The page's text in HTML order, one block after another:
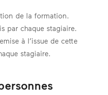
de la formation.
par chaque stagiaire.
à l’issue de cette
stagiaire.